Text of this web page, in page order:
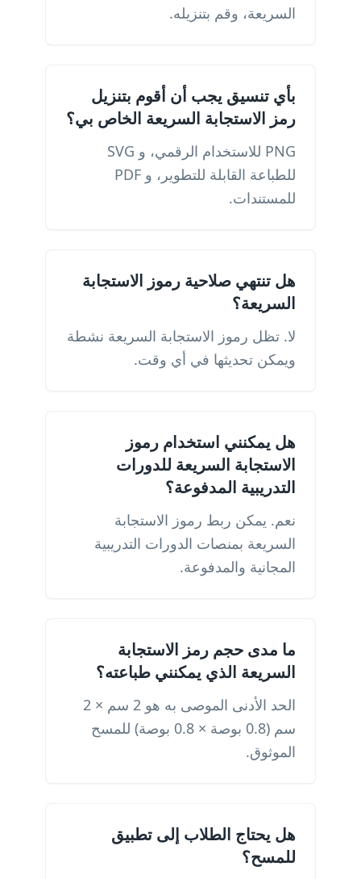
السريعة، وقم بتنزيله.
بأي تنسيق يجب أن أقوم بتنزيل
رمز الاستجابة السريعة الخاص بي؟
PNG للاستخدام الرقمي، و SVG
للطباعة القابلة للتطوير، و PDF
للمستندات.
هل تنتهي صلاحية رموز الاستجابة
السريعة؟
لا. تظل رموز الاستجابة السريعة نشطة
ويمكن تحديثها في أي وقت.
هل يمكنني استخدام رموز
الاستجابة السريعة للدورات
التدريبية المدفوعة؟
نعم. يمكن ربط رموز الاستجابة
السريعة بمنصات الدورات التدريبية
المجانية والمدفوعة.
ما مدى حجم رمز الاستجابة
السريعة الذي يمكنني طباعته؟
الحد الأدنى الموصى به هو 2 سم × 2
سم (0.8 بوصة × 0.8 بوصة) للمسح
الموثوق.
هل يحتاج الطلاب إلى تطبيق
للمسح؟